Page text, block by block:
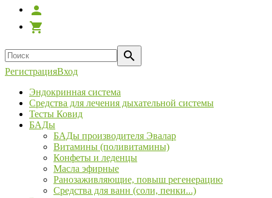
РегистрацияВход
Эндокринная система
Средства для лечения дыхательной системы
Тесты Ковид
БАДы
БАДы производителя Эвалар
Витамины (поливитамины)
Конфеты и леденцы
Масла эфирные
Ранозаживляющие, повыш регенерацию
Средства для ванн (соли, пенки...)